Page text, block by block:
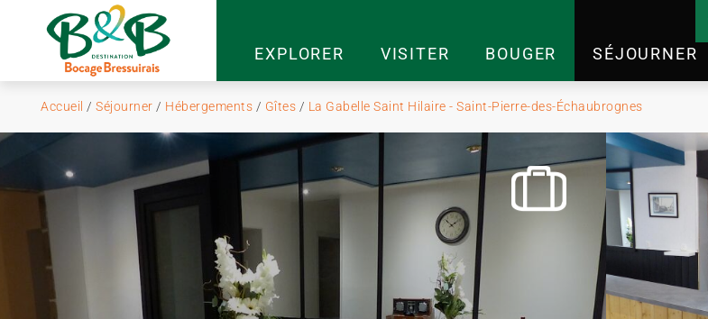
EXPLORER VISITER BOUGER SÉJOURNER
Accueil / Séjourner / Hébergements / Gîtes / La Gabelle Saint Hilaire - Saint-Pierre-des-Échaubrognes